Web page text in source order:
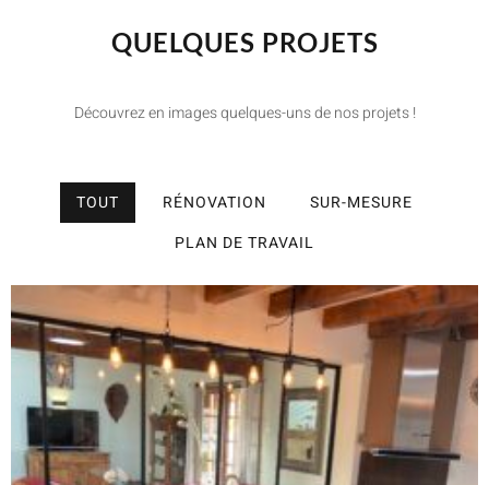
QUELQUES PROJETS
Découvrez en images quelques-uns de nos projets !
TOUT RÉNOVATION
SUR-MESURE
PLAN DE TRAVAIL